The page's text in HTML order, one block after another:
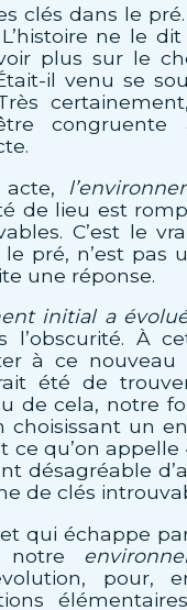
clés dans le
ne le
plus sur le
il venu se
congruente
de lieu est
C’est le
pré, n’est pas
une réponse.
initial a
l’obscurité. À
à ce nouveau
été de
de cela, notre
choisissant un
ce qu’on
désagréable
de clés
qui échappe
notre
pour,